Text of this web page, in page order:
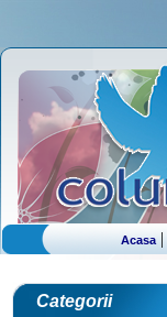
Acasa|
Categorii